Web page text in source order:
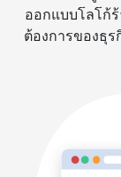
ออกแบบโลโก้
ต้องการของธุร